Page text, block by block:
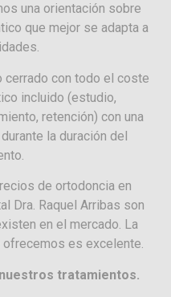
una orientación sobre
que mejor se adapta a
con todo el coste
incluido (estudio,
retención) con una
la duración del
de ortodoncia en
Dra. Raquel Arribas son
en el mercado. La
es excelente.
tratamientos.